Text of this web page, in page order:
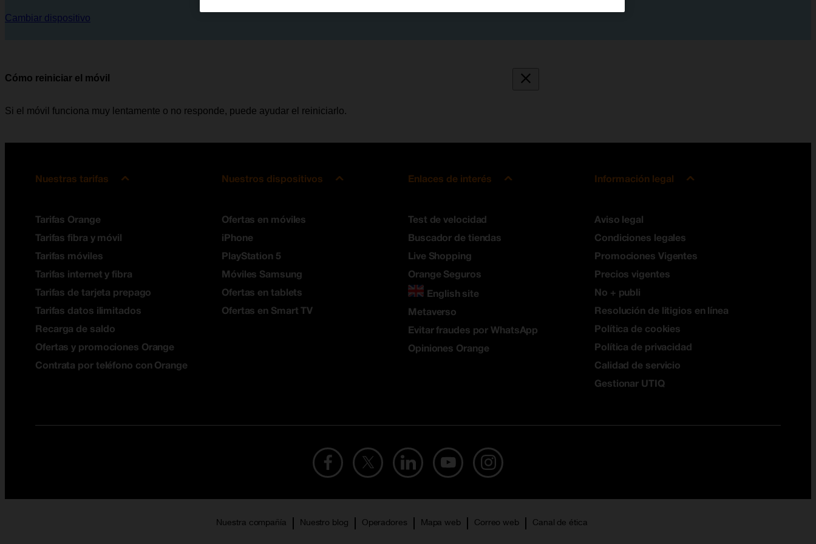
Cambiar dispositivo
Cómo reiniciar el móvil
Si el móvil funciona muy lentamente o no responde, puede ayudar el reiniciarlo.
Nuestras tarifas
Tarifas Orange
Tarifas fibra y móvil
Tarifas móviles
Tarifas internet y fibra
Tarifas de tarjeta prepago
Tarifas datos ilimitados
Recarga de saldo
Ofertas y promociones Orange
Contrata por teléfono con Orange
Nuestros dispositivos
Ofertas en móviles
iPhone
PlayStation 5
Móviles Samsung
Ofertas en tablets
Ofertas en Smart TV
Enlaces de interés
Test de velocidad
Buscador de tiendas
Live Shopping
Orange Seguros
English site
Metaverso
Evitar fraudes por WhatsApp
Opiniones Orange
Información legal
Aviso legal
Condiciones legales
Promociones Vigentes
Precios vigentes
No + publi
Resolución de litigios en línea
Política de cookies
Política de privacidad
Calidad de servicio
Gestionar UTIQ
Nuestra compañía Nuestro blog Operadores Mapa web Correo web Canal de ética